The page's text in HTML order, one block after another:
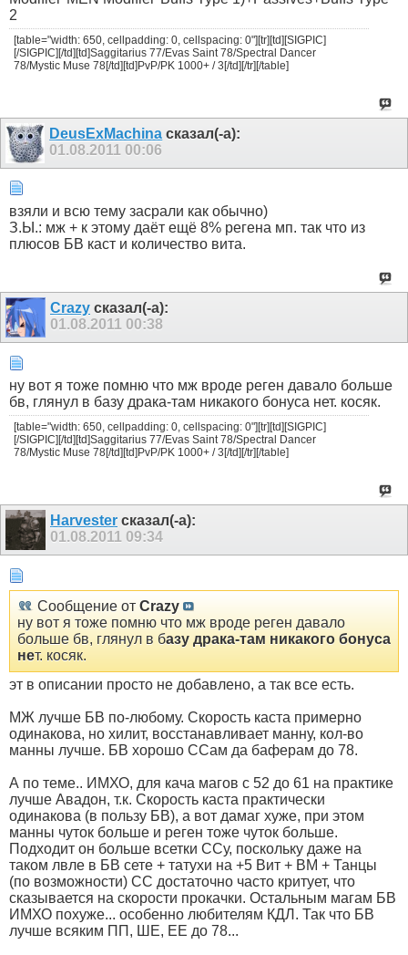
2
[table="width: 650, cellpadding: 0, cellspacing: 0"][tr][td][SIGPIC]
[/SIGPIC][/td][td]Saggitarius 77/Evas Saint 78/Spectral Dancer
78/Mystic Muse 78[/td][td]PvP/PK 1000+ / 3[/td][/tr][/table]
DeusExMachina сказал(-а):
01.08.2011 00:06
взяли и всю тему засрали как обычно)
З.Ы.: мж + к этому даёт ещё 8% регена мп. так что из
плюсов БВ каст и количество вита.
Crazy сказал(-а):
01.08.2011 00:38
ну вот я тоже помню что мж вроде реген давало больше
бв, глянул в базу драка-там никакого бонуса нет. косяк.
[table="width: 650, cellpadding: 0, cellspacing: 0"][tr][td][SIGPIC]
[/SIGPIC][/td][td]Saggitarius 77/Evas Saint 78/Spectral Dancer
78/Mystic Muse 78[/td][td]PvP/PK 1000+ / 3[/td][/tr][/table]
Harvester сказал(-а):
01.08.2011 09:34
Сообщение от Crazy
ну вот я тоже помню что мж вроде реген давало
больше бв, глянул в базу драка-там никакого бонуса
нет. косяк.
эт в описании просто не добавлено, а так все есть.
МЖ лучше БВ по-любому. Скорость каста примерно
одинакова, но хилит, восстанавливает манну, кол-во
манны лучше. БВ хорошо ССам да баферам до 78.
А по теме.. ИМХО, для кача магов с 52 до 61 на практике
лучше Авадон, т.к. Скорость каста практически
одинакова (в пользу БВ), а вот дамаг хуже, при этом
манны чуток больше и реген тоже чуток больше.
Подходит он больше всетки ССу, поскольку даже на
таком лвле в БВ сете + татухи на +5 Вит + ВМ + Танцы
(по возможности) СС достаточно часто критует, что
сказывается на скорости прокачки. Остальным магам БВ
ИМХО похуже... особенно любителям КДЛ. Так что БВ
лучше всяким ПП, ШЕ, ЕЕ до 78...